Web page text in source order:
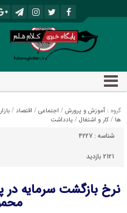
گروه : آموزش و پرورش / اجتماعی / اقتصاد / بازار
ها / کار و اشتغال / یادداشت
شناسه : 4227
2121 بازدید
نرخ بازگشت سرمایه در